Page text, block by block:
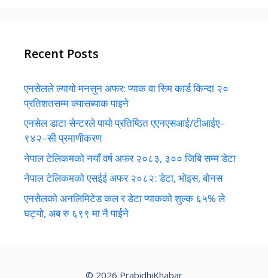
Recent Posts
एनसेलले ल्यायो मनसुन अफर: प्याक वा सिम कार्ड किन्दा २०
प्रतिशतसम्म क्यासब्याक पाइने
एनसेल डाटा सेन्टरले पायो प्रतिष्ठित एएनएसआई/टीआईए–
९४२–सी प्रमाणीकरण
नेपाल टेलिकमको नयाँ वर्ष अफर २०८३, ३०० जिबि सम्म डेटा
नेपाल टेलिकमको एसईई अफर २०८२: डेटा, भोइस, बोनस
एनसेलको अनलिमिटेड कल र डेटा प्याकको शुल्क ६५% ले
घट्यो, अब रु ६९९ मा नै पाईने
© 2026 PrabidhiKhabar